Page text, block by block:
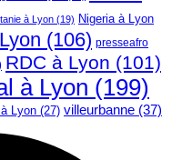
à Lyon (19) Nigeria à Lyon
(106) presseafro
RDC à Lyon (101)
à Lyon (199)
Lyon (27) villeurbanne (37)